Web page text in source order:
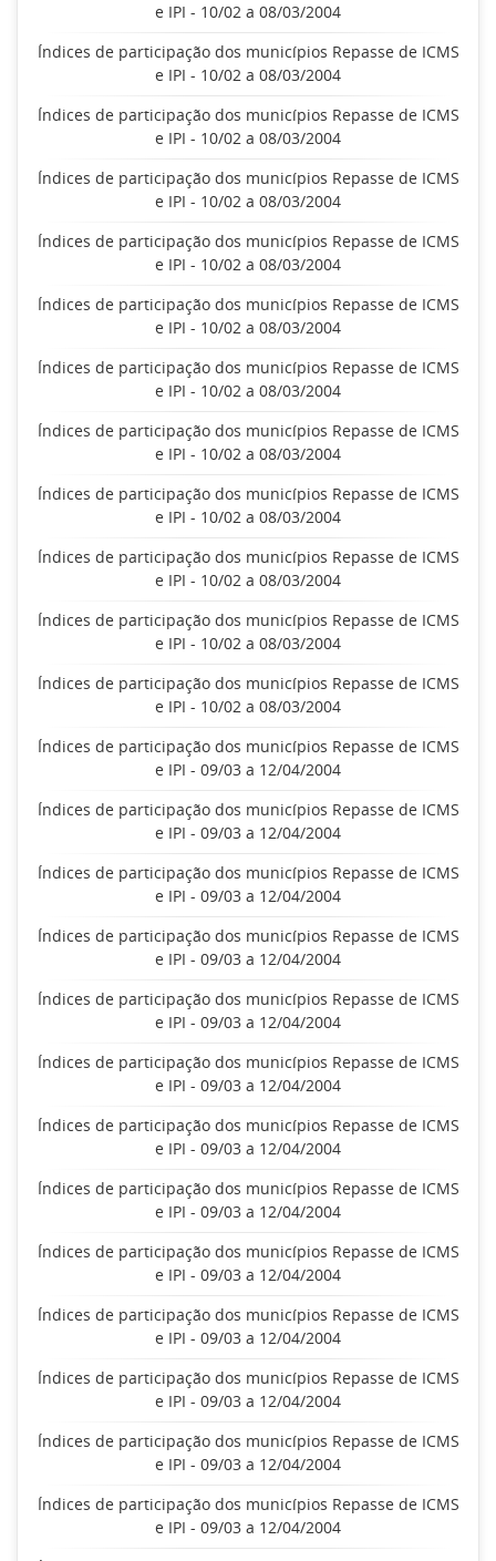
e IPI - 10/02 a 08/03/2004
Índices de participação dos municípios Repasse de ICMS
e IPI - 10/02 a 08/03/2004
Índices de participação dos municípios Repasse de ICMS
e IPI - 10/02 a 08/03/2004
Índices de participação dos municípios Repasse de ICMS
e IPI - 10/02 a 08/03/2004
Índices de participação dos municípios Repasse de ICMS
e IPI - 10/02 a 08/03/2004
Índices de participação dos municípios Repasse de ICMS
e IPI - 10/02 a 08/03/2004
Índices de participação dos municípios Repasse de ICMS
e IPI - 10/02 a 08/03/2004
Índices de participação dos municípios Repasse de ICMS
e IPI - 10/02 a 08/03/2004
Índices de participação dos municípios Repasse de ICMS
e IPI - 10/02 a 08/03/2004
Índices de participação dos municípios Repasse de ICMS
e IPI - 10/02 a 08/03/2004
Índices de participação dos municípios Repasse de ICMS
e IPI - 10/02 a 08/03/2004
Índices de participação dos municípios Repasse de ICMS
e IPI - 10/02 a 08/03/2004
Índices de participação dos municípios Repasse de ICMS
e IPI - 09/03 a 12/04/2004
Índices de participação dos municípios Repasse de ICMS
e IPI - 09/03 a 12/04/2004
Índices de participação dos municípios Repasse de ICMS
e IPI - 09/03 a 12/04/2004
Índices de participação dos municípios Repasse de ICMS
e IPI - 09/03 a 12/04/2004
Índices de participação dos municípios Repasse de ICMS
e IPI - 09/03 a 12/04/2004
Índices de participação dos municípios Repasse de ICMS
e IPI - 09/03 a 12/04/2004
Índices de participação dos municípios Repasse de ICMS
e IPI - 09/03 a 12/04/2004
Índices de participação dos municípios Repasse de ICMS
e IPI - 09/03 a 12/04/2004
Índices de participação dos municípios Repasse de ICMS
e IPI - 09/03 a 12/04/2004
Índices de participação dos municípios Repasse de ICMS
e IPI - 09/03 a 12/04/2004
Índices de participação dos municípios Repasse de ICMS
e IPI - 09/03 a 12/04/2004
Índices de participação dos municípios Repasse de ICMS
e IPI - 09/03 a 12/04/2004
Índices de participação dos municípios Repasse de ICMS
e IPI - 09/03 a 12/04/2004